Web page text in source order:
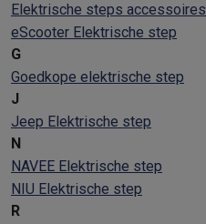
Elektrische steps accessoires
eScooter Elektrische step
G
Goedkope elektrische step
J
Jeep Elektrische step
N
NAVEE Elektrische step
NIU Elektrische step
R